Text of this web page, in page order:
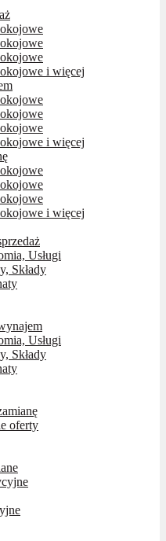
i więcej
i więcej
i więcej
Usługi
Składy
Usługi
Składy
oferty